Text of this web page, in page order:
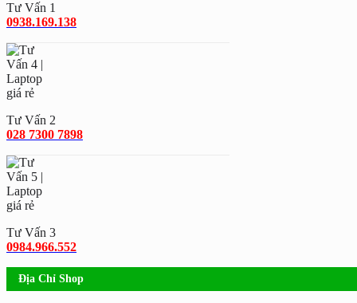
Tư Vấn 1
0938.169.138
Tư Vấn 2
028 7300 7898
Tư Vấn 3
0984.966.552
Địa Chỉ Shop